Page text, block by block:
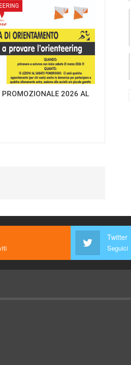
PROMOZIONALE 2026 AL
Twitter
Seguici